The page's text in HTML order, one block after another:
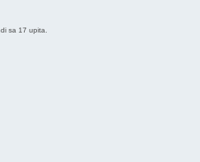
sa 17 upita.